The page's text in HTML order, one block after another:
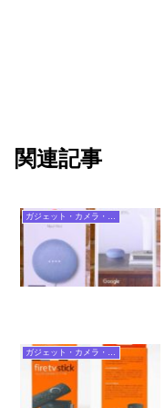
関連記事
ガジェット・カメラ・通信
ガジェット・カメラ・通信